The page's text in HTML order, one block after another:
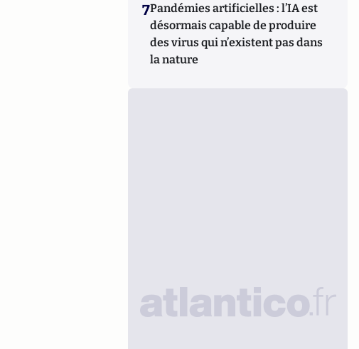
7Pandémies artificielles : l’IA est
désormais capable de produire
des virus qui n’existent pas dans
la nature